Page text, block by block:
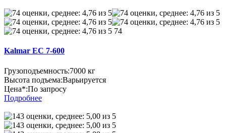
74
Kalmar EC 7-600
Грузоподъемность:7000 кг
Высота подъема:Варьируется
Цена*:По запросу
Подробнее